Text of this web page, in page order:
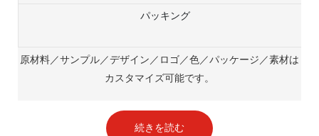
パッキング
原材料／サンプル／デザイン／ロゴ／色／パッケージ／素材は
カスタマイズ可能です。
続きを読む